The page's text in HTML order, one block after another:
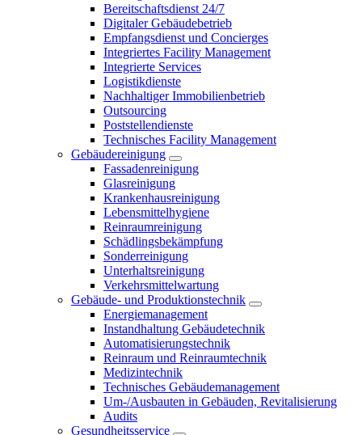
Bereitschaftsdienst 24/7
Digitaler Gebäudebetrieb
Empfangsdienst und Concierges
Integriertes Facility Management
Integrierte Services
Logistikdienste
Nachhaltiger Immobilienbetrieb
Outsourcing
Poststellendienste
Technisches Facility Management
Gebäudereinigung
Fassadenreinigung
Glasreinigung
Krankenhausreinigung
Lebensmittelhygiene
Reinraumreinigung
Schädlingsbekämpfung
Sonderreinigung
Unterhaltsreinigung
Verkehrsmittelwartung
Gebäude- und Produktionstechnik
Energiemanagement
Instandhaltung Gebäudetechnik
Automatisierungstechnik
Reinraum und Reinraumtechnik
Medizintechnik
Technisches Gebäudemanagement
Um-/Ausbauten in Gebäuden, Revitalisierung
Audits
Gesundheitsservice